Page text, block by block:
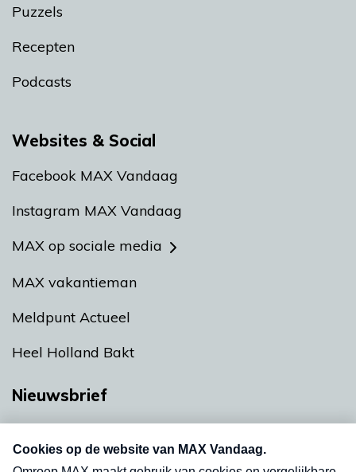
Puzzels
Recepten
Podcasts
Websites & Social
Facebook MAX Vandaag
Instagram MAX Vandaag
MAX op sociale media
MAX vakantieman
Meldpunt Actueel
Heel Holland Bakt
Nieuwsbrief
nieuwsbrief. Elke vrijdag- en dinsdagochtend in
uw mailbox.